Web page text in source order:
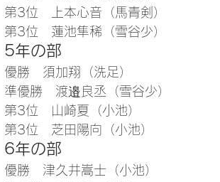
第3位　上本心音（馬青剣）
第3位　蓮池隼稀（雪谷少）
5年の部
優勝　須加翔（洗足）
準優勝　渡邉良丞（雪谷少）
第3位　山崎夏（小池）
第3位　芝田陽向（小池）
6年の部
優勝　津久井嵩士（小池）